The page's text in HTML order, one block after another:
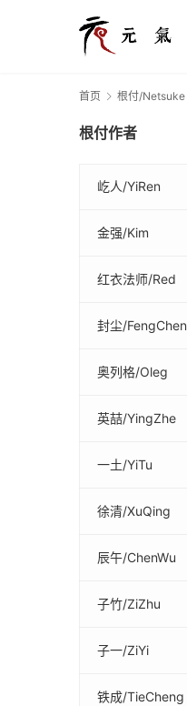
首页 根付/Netsuke
根付作者
屹人/YiRen
金强/Kim
红衣法师/Red
封尘/FengChen
奥列格/Oleg
英喆/YingZhe
一土/YiTu
徐清/XuQing
辰午/ChenWu
子竹/ZiZhu
子一/ZiYi
铁成/TieCheng